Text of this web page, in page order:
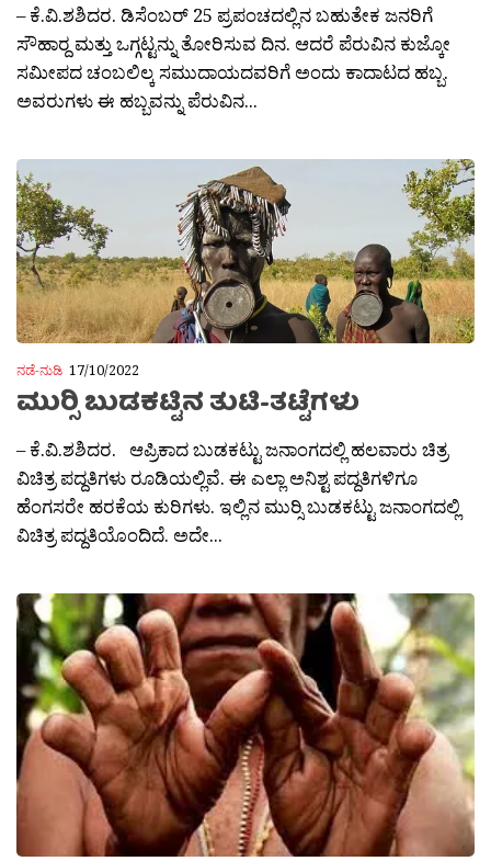
– ಕೆ.ವಿ.ಶಶಿದರ. ಡಿಸೆಂಬರ್ 25 ಪ್ರಪಂಚದಲ್ಲಿನ ಬಹುತೇಕ ಜನರಿಗೆ
ಸೌಹಾರ‍್ದ ಮತ್ತು ಒಗ್ಗಟ್ಟನ್ನು ತೋರಿಸುವ ದಿನ. ಆದರೆ ಪೆರುವಿನ ಕುಜ್ಕೋ
ಸಮೀಪದ ಚಂಬಲಿಲ್ಕ ಸಮುದಾಯದವರಿಗೆ ಅಂದು ಕಾದಾಟದ ಹಬ್ಬ.
ಅವರುಗಳು ಈ ಹಬ್ಬವನ್ನು ಪೆರುವಿನ...
ನಡೆ-ನುಡಿ 17/10/2022
ಮುರ‍್ಸಿ ಬುಡಕಟ್ಟಿನ ತುಟಿ-ತಟ್ಟೆಗಳು
– ಕೆ.ವಿ.ಶಶಿದರ. ಆಪ್ರಿಕಾದ ಬುಡಕಟ್ಟು ಜನಾಂಗದಲ್ಲಿ ಹಲವಾರು ಚಿತ್ರ
ವಿಚಿತ್ರ ಪದ್ದತಿಗಳು ರೂಡಿಯಲ್ಲಿವೆ. ಈ ಎಲ್ಲಾ ಅನಿಶ್ಟ ಪದ್ದತಿಗಳಿಗೂ
ಹೆಂಗಸರೇ ಹರಕೆಯ ಕುರಿಗಳು. ಇಲ್ಲಿನ ಮುರ‍್ಸಿ ಬುಡಕಟ್ಟು ಜನಾಂಗದಲ್ಲಿ
ವಿಚಿತ್ರ ಪದ್ದತಿಯೊಂದಿದೆ. ಅದೇ...